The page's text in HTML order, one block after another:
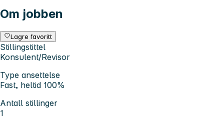
Om jobben
Lagre favoritt
Stillingstittel
Konsulent/Revisor
Type ansettelse
Fast, heltid 100%
Antall stillinger
1